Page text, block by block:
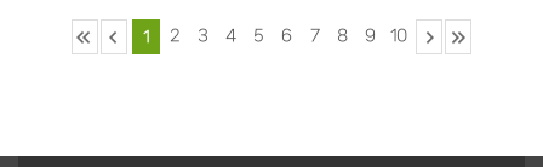
1 2 3 4 5 6 7 8 9 10